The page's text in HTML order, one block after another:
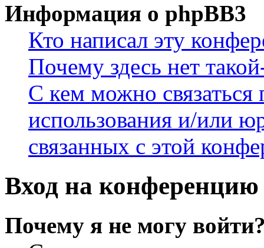
Информация о phpBB3
Кто написал эту
Почему здесь нет
С кем можно связаться
использования и/или
связанных с этой
Вход на конференцию
Почему я не могу